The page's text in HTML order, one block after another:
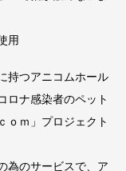
用
持つアニコムホール
ロナ感染者のペット
ｏｍ」プロジェクト
為のサービスで、ア